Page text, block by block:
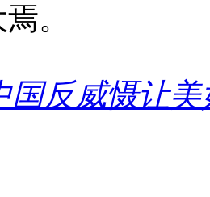
。
国反威慑让